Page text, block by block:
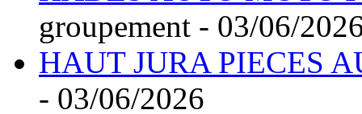
groupement - 03/06/
HAUT JURA PIECES
- 03/06/2026